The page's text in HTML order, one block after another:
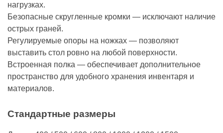
нагрузках.
Безопасные скругленные кромки — исключают наличие
острых граней.
Регулируемые опоры на ножках — позволяют
выставить стол ровно на любой поверхности.
Встроенная полка — обеспечивает дополнительное
пространство для удобного хранения инвентаря и
материалов.
Стандартные размеры